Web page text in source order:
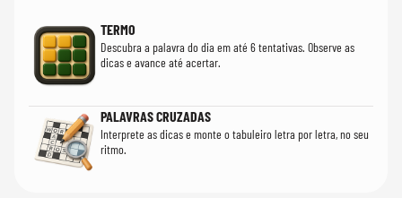
TERMO
Descubra a palavra do dia em até 6 tentativas. Observe as
dicas e avance até acertar.
PALAVRAS CRUZADAS
Interprete as dicas e monte o tabuleiro letra por letra, no seu
ritmo.